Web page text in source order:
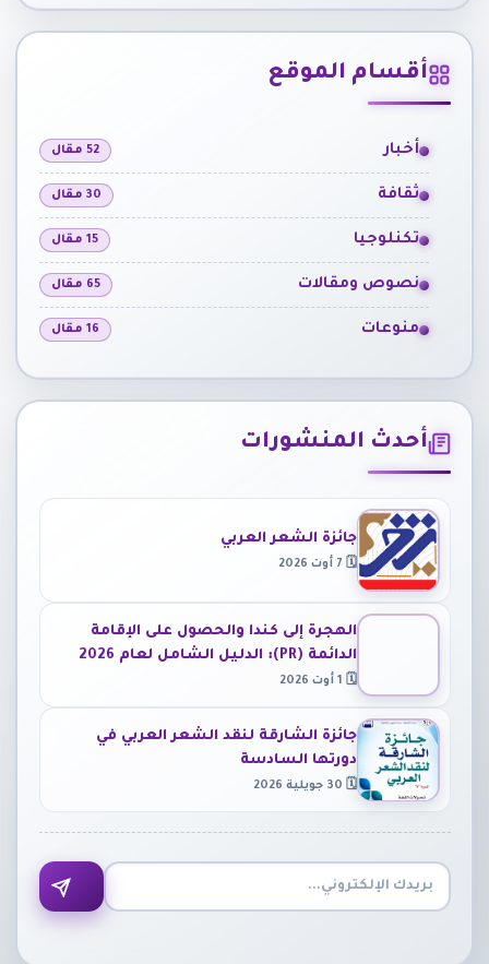
أقسام الموقع
أخبار 52 مقال
ثقافة 30 مقال
تكنلوجيا 15 مقال
نصوص ومقالات 65 مقال
منوعات 16 مقال
أحدث المنشورات
جائزة الشعر العربي
🗓 7 أوت 2026
الهجرة إلى كندا والحصول على الإقامة
الدائمة (PR): الدليل الشامل لعام 2026
🗓 1 أوت 2026
جائزة الشارقة لنقد الشعر العربي في
دورتها السادسة
🗓 30 جويلية 2026